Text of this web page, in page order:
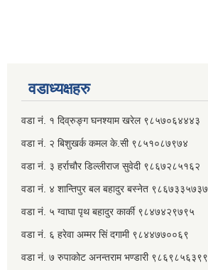
वडाध्यक्षहरु
वडा नं. १ दिव्रुङ्ग घनश्याम खरेल ९८५७०६४४४३
वडा नं. २ ‌‍बिशुखर्क कमल के.सी ९८५१०८७९७४
वडा नं. ३ हर्राचौर डिल्लीराज सुवेदी ९८६७२८५१६२
वडा नं. ४ शान्तिपुर बल बहादुर बस्नेत​ ९८६७३३५७३७
वडा नं. ५ ग्वाघा पृथ बहादुर कार्की ९८४७४२९७९५
वडा नं. ६ हरेवा अम्मर सिं दगामी​ ९८४४७७००६९
वडा नं. ७ ‌‍रुपाकोट अनन्तराम भण्डारी ९८६९८५६३९९